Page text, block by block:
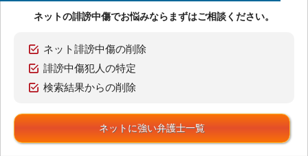
ネットの誹謗中傷でお悩みならまずはご相談ください。
ネット誹謗中傷の削除
誹謗中傷犯人の特定
検索結果からの削除
ネットに強い弁護士一覧